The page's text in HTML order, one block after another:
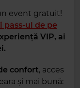
event gratuit!
pass-ul de pe
VIP, ai
confort, acces
și mai bună: